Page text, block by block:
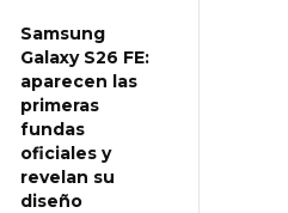
Samsung
Galaxy S26 FE:
aparecen las
primeras
fundas
oficiales y
revelan su
diseño